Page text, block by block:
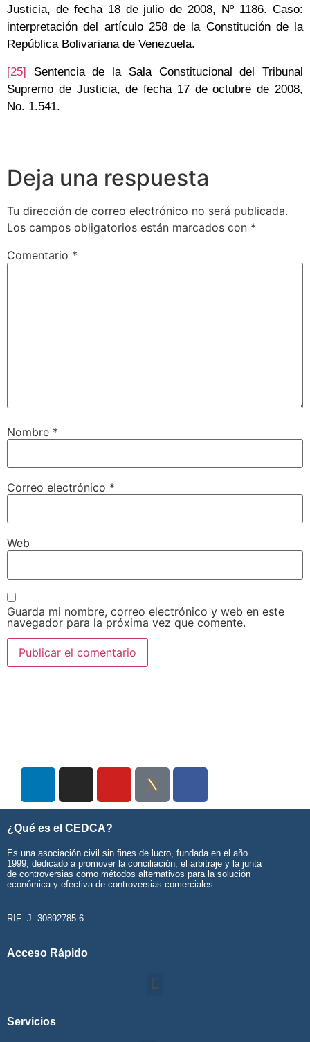
Justicia, de fecha 18 de julio de 2008, Nº 1186. Caso:
interpretación del artículo 258 de la Constitución de la
República Bolivariana de Venezuela.
[25] Sentencia de la Sala Constitucional del Tribunal
Supremo de Justicia, de fecha 17 de octubre de 2008,
No. 1.541.
Deja una respuesta
Tu dirección de correo electrónico no será publicada.
Los campos obligatorios están marcados con *
Comentario *
Nombre *
Correo electrónico *
Web
Guarda mi nombre, correo electrónico y web en este
navegador para la próxima vez que comente.
¿Qué es el CEDCA?
Es una asociación civil sin fines de lucro, fundada en el año
1999, dedicado a promover la conciliación, el arbitraje y la junta
de controversias como métodos alternativos para la solución
económica y efectiva de controversias comerciales.
RIF: J- 30892785-6
Acceso Rápido
Servicios